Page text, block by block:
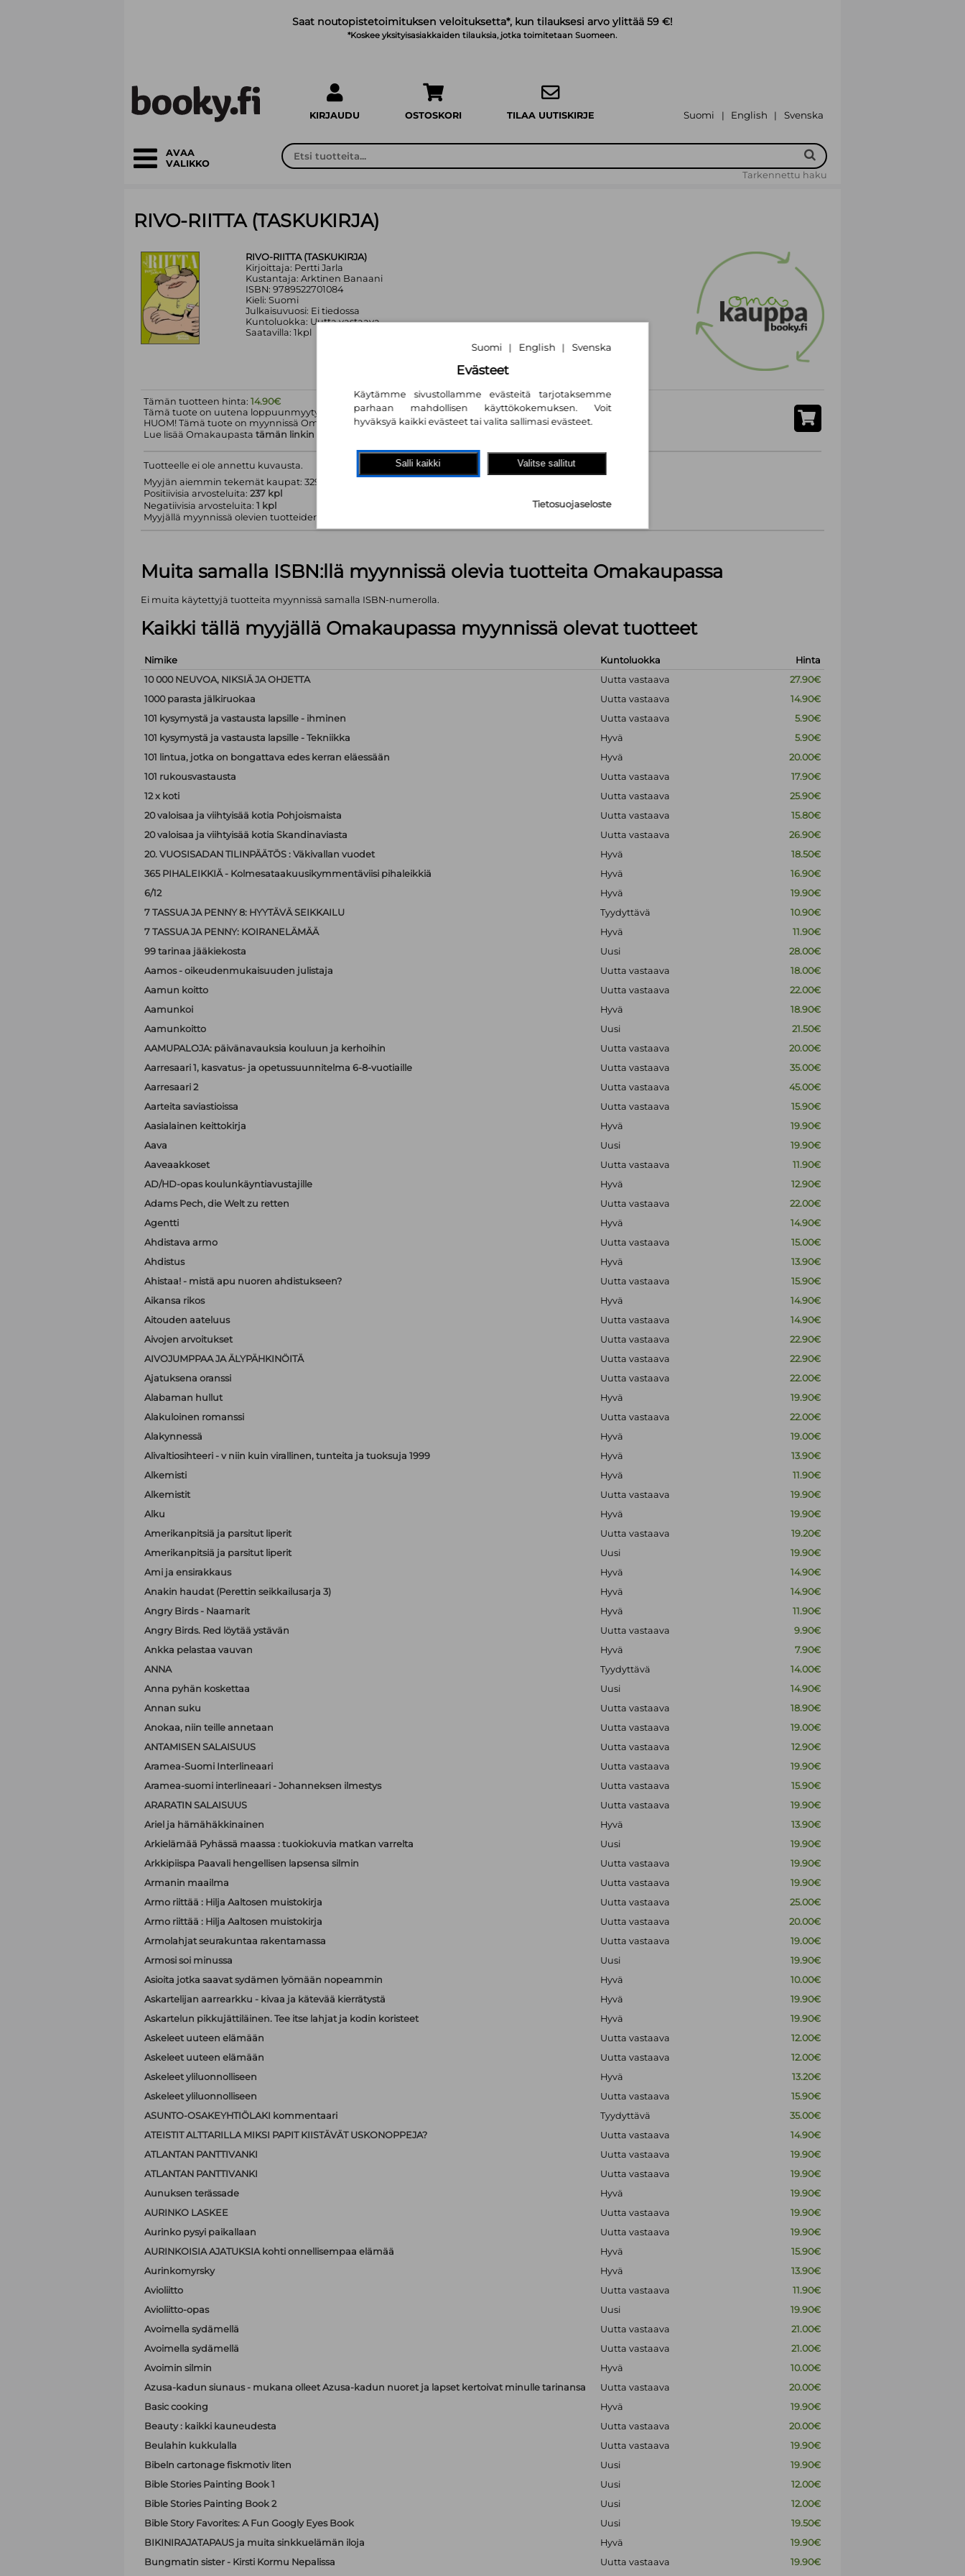
Saat noutopistetoimituksen veloituksetta*, kun tilauksesi arvo ylittää 59 €!
*Koskee yksityisasiakkaiden tilauksia, jotka toimitetaan Suomeen.
KIRJAUDU OSTOSKORI TILAA UUTISKIRJE Suomi | English | Svenska
AVAA
VALIKKO
Tarkennettu haku
RIVO-RIITTA (TASKUKIRJA)
RIVO-RIITTA (TASKUKIRJA)
Kirjoittaja: Pertti Jarla
Kustantaja: Arktinen Banaani
ISBN: 9789522701084
Kieli: Suomi
Julkaisuvuosi: Ei tiedossa
Kuntoluokka: Uutta vastaava
Saatavilla: 1kpl
Tämän tuotteen hinta: 14.90€
Tämä tuote on uutena loppuunmyyty.
HUOM! Tämä tuote on myynnissä Omakaupassa
Lue lisää Omakaupasta tämän linkin
Tuotteelle ei ole annettu kuvausta.
Myyjän aiemmin tekemät kaupat: 329 kpl
Positiivisia arvosteluita: 237 kpl
Negatiivisia arvosteluita: 1 kpl
Myyjällä myynnissä olevien tuotteiden määrä (kts. alla): 1499 kpl
Muita samalla ISBN:llä myynnissä olevia tuotteita Omakaupassa
Ei muita käytettyjä tuotteita myynnissä samalla ISBN-numerolla.
Kaikki tällä myyjällä Omakaupassa myynnissä olevat tuotteet
Nimike Kuntoluokka
Hinta
10 000 NEUVOA, NIKSIÄ JA OHJETTA
Uutta vastaava
27.90€
1000 parasta jälkiruokaa
Uutta vastaava
14.90€
101 kysymystä ja vastausta lapsille - ihminen
Uutta vastaava
5.90€
101 kysymystä ja vastausta lapsille - Tekniikka
Hyvä
5.90€
101 lintua, jotka on bongattava edes kerran eläessään
Hyvä
20.00€
101 rukousvastausta
Uutta vastaava
17.90€
12 x koti
Uutta vastaava
25.90€
20 valoisaa ja viihtyisää kotia Pohjoismaista
Uutta vastaava
15.80€
20 valoisaa ja viihtyisää kotia Skandinaviasta
Uutta vastaava
26.90€
20. VUOSISADAN TILINPÄÄTÖS : Väkivallan vuodet
Hyvä
18.50€
365 PIHALEIKKIÄ - Kolmesataakuusikymmentäviisi pihaleikkiä
Hyvä
16.90€
6/12
Hyvä
19.90€
7 TASSUA JA PENNY 8: HYYTÄVÄ SEIKKAILU
Tyydyttävä
10.90€
7 TASSUA JA PENNY: KOIRANELÄMÄÄ
Hyvä
11.90€
99 tarinaa jääkiekosta
Uusi
28.00€
Aamos - oikeudenmukaisuuden julistaja
Uutta vastaava
18.00€
Aamun koitto
Uutta vastaava
22.00€
Aamunkoi
Hyvä
18.90€
Aamunkoitto
Uusi
21.50€
AAMUPALOJA: päivänavauksia kouluun ja kerhoihin
Uutta vastaava
20.00€
Aarresaari 1, kasvatus- ja opetussuunnitelma 6-8-vuotiaille
Uutta vastaava
35.00€
Aarresaari 2
Uutta vastaava
45.00€
Aarteita saviastioissa
Uutta vastaava
15.90€
Aasialainen keittokirja
Hyvä
19.90€
Aava
Uusi
19.90€
Aaveaakkoset
Uutta vastaava
11.90€
AD/HD-opas koulunkäyntiavustajille
Hyvä
12.90€
Adams Pech, die Welt zu retten
Uutta vastaava
22.00€
Agentti
Hyvä
14.90€
Ahdistava armo
Uutta vastaava
15.00€
Ahdistus
Hyvä
13.90€
Ahistaa! - mistä apu nuoren ahdistukseen?
Uutta vastaava
15.90€
Aikansa rikos
Hyvä
14.90€
Aitouden aateluus
Uutta vastaava
14.90€
Aivojen arvoitukset
Uutta vastaava
22.90€
AIVOJUMPPAA JA ÄLYPÄHKINÖITÄ
Uutta vastaava
22.90€
Ajatuksena oranssi
Uutta vastaava
22.00€
Alabaman hullut
Hyvä
19.90€
Alakuloinen romanssi
Uutta vastaava
22.00€
Alakynnessä
Hyvä
19.00€
Alivaltiosihteeri - v niin kuin virallinen, tunteita ja tuoksuja 1999
Hyvä
13.90€
Alkemisti
Hyvä
11.90€
Alkemistit
Uutta vastaava
19.90€
Alku
Hyvä
19.90€
Amerikanpitsiä ja parsitut liperit
Uutta vastaava
19.20€
Amerikanpitsiä ja parsitut liperit
Uusi
19.90€
Ami ja ensirakkaus
Hyvä
14.90€
Anakin haudat (Perettin seikkailusarja 3)
Hyvä
14.90€
Angry Birds - Naamarit
Hyvä
11.90€
Angry Birds. Red löytää ystävän
Uutta vastaava
9.90€
Ankka pelastaa vauvan
Hyvä
7.90€
ANNA
Tyydyttävä
14.00€
Anna pyhän koskettaa
Uusi
14.90€
Annan suku
Uutta vastaava
18.90€
Anokaa, niin teille annetaan
Uutta vastaava
19.00€
ANTAMISEN SALAISUUS
Uutta vastaava
12.90€
Aramea-Suomi Interlineaari
Uutta vastaava
19.90€
Aramea-suomi interlineaari - Johanneksen ilmestys
Uutta vastaava
15.90€
ARARATIN SALAISUUS
Uutta vastaava
19.90€
Ariel ja hämähäkkinainen
Hyvä
13.90€
Arkielämää Pyhässä maassa : tuokiokuvia matkan varrelta
Uusi
19.90€
Arkkipiispa Paavali hengellisen lapsensa silmin
Uutta vastaava
19.90€
Armanin maailma
Uutta vastaava
19.90€
Armo riittää : Hilja Aaltosen muistokirja
Uutta vastaava
25.00€
Armo riittää : Hilja Aaltosen muistokirja
Uutta vastaava
20.00€
Armolahjat seurakuntaa rakentamassa
Uutta vastaava
19.00€
Armosi soi minussa
Uusi
19.90€
Asioita jotka saavat sydämen lyömään nopeammin
Hyvä
10.00€
Askartelijan aarrearkku - kivaa ja kätevää kierrätystä
Hyvä
19.90€
Askartelun pikkujättiläinen. Tee itse lahjat ja kodin koristeet
Hyvä
19.90€
Askeleet uuteen elämään
Uutta vastaava
12.00€
Askeleet uuteen elämään
Uutta vastaava
12.00€
Askeleet yliluonnolliseen
Hyvä
13.20€
Askeleet yliluonnolliseen
Uutta vastaava
15.90€
ASUNTO-OSAKEYHTIÖLAKI kommentaari
Tyydyttävä
35.00€
ATEISTIT ALTTARILLA MIKSI PAPIT KIISTÄVÄT USKONOPPEJA?
Uutta vastaava
14.90€
ATLANTAN PANTTIVANKI
Uutta vastaava
19.90€
ATLANTAN PANTTIVANKI
Uutta vastaava
19.90€
Aunuksen terässade
Hyvä
19.90€
AURINKO LASKEE
Uutta vastaava
19.90€
Aurinko pysyi paikallaan
Uutta vastaava
19.90€
AURINKOISIA AJATUKSIA kohti onnellisempaa elämää
Hyvä
15.90€
Aurinkomyrsky
Hyvä
13.90€
Avioliitto
Uutta vastaava
11.90€
Avioliitto-opas
Uusi
19.90€
Avoimella sydämellä
Uutta vastaava
21.00€
Avoimella sydämellä
Uutta vastaava
21.00€
Avoimin silmin
Hyvä
10.00€
Azusa-kadun siunaus - mukana olleet Azusa-kadun nuoret ja lapset kertoivat minulle tarinansa
Uutta vastaava
20.00€
Basic cooking
Hyvä
19.90€
Beauty : kaikki kauneudesta
Uutta vastaava
20.00€
Beulahin kukkulalla
Uutta vastaava
19.90€
Bibeln cartonage fiskmotiv liten
Uusi
19.90€
Bible Stories Painting Book 1
Uusi
12.00€
Bible Stories Painting Book 2
Uusi
12.00€
Bible Story Favorites: A Fun Googly Eyes Book
Uusi
19.50€
BIKINIRAJATAPAUS ja muita sinkkuelämän iloja
Hyvä
19.90€
Bungmatin sister - Kirsti Kormu Nepalissa
Uutta vastaava
19.90€
Suomi | English | Svenska
Evästeet
Käytämme sivustollamme evästeitä tarjotaksemme
parhaan mahdollisen käyttökokemuksen. Voit
hyväksyä kaikki evästeet tai valita sallimasi evästeet.
Salli kaikki Valitse sallitut
Tietosuojaseloste